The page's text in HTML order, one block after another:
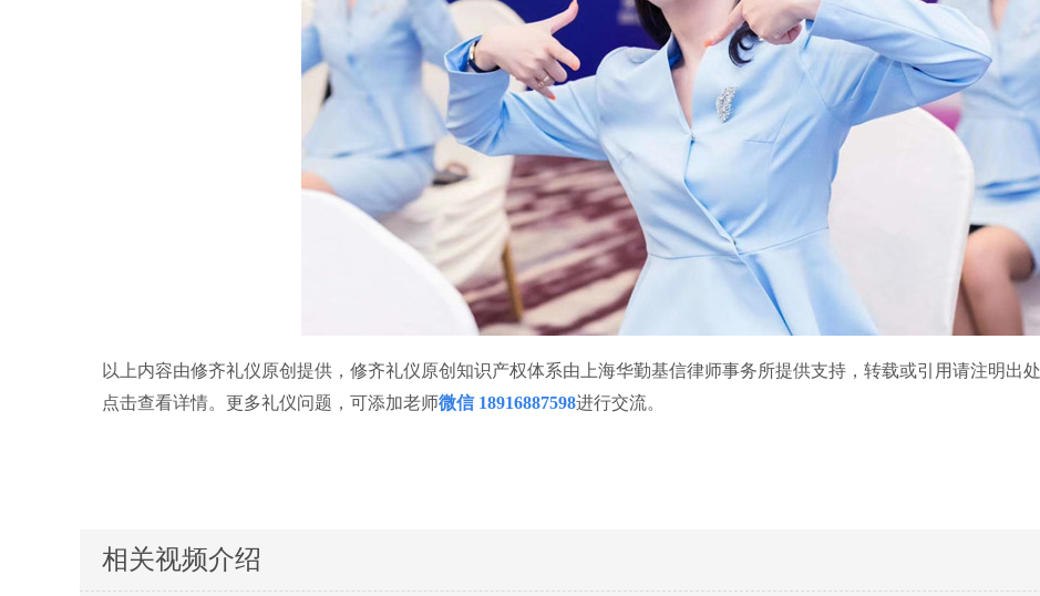
以上内容由修齐礼仪原创提供，修齐礼仪原创知识产权体系由上海华勤基信律师事务所提供支持，转载或引用请注明出处
点击查看详情。更多礼仪问题，可添加老师微信 18916887598进行交流。
相关视频介绍